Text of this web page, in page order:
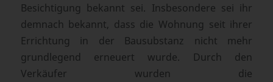
Besichtigung bekannt sei. Insbesondere sei ihr
demnach bekannt, dass die Wohnung seit ihrer
Errichtung in der Bausubstanz nicht mehr
grundlegend erneuert wurde. Durch den
Verkäufer wurden die